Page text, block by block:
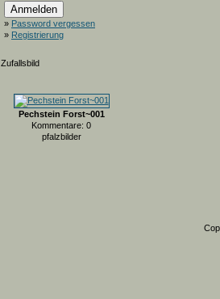
» Password vergessen
» Registrierung
Zufallsbild
Pechstein Forst~001
Kommentare: 0
pfalzbilder